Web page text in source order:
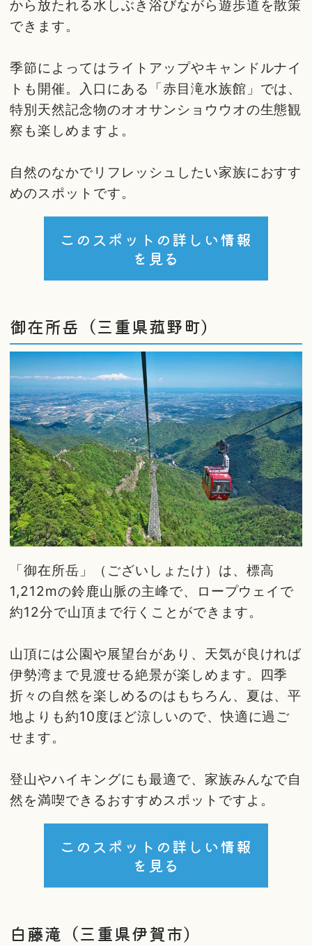
から放たれる水しぶき浴びながら遊歩道を散策
できます。
季節によってはライトアップやキャンドルナイ
トも開催。入口にある「赤目滝水族館」では、
特別天然記念物のオオサンショウウオの生態観
察も楽しめますよ。
自然のなかでリフレッシュしたい家族におすす
めのスポットです。
このスポットの詳しい情報
を見る
御在所岳（三重県菰野町）
「御在所岳」（ございしょたけ）は、標高
1,212mの鈴鹿山脈の主峰で、ロープウェイで
約12分で山頂まで行くことができます。
山頂には公園や展望台があり、天気が良ければ
伊勢湾まで見渡せる絶景が楽しめます。四季
折々の自然を楽しめるのはもちろん、夏は、平
地よりも約10度ほど涼しいので、快適に過ご
せます。
登山やハイキングにも最適で、家族みんなで自
然を満喫できるおすすめスポットですよ。
このスポットの詳しい情報
を見る
白藤滝（三重県伊賀市）